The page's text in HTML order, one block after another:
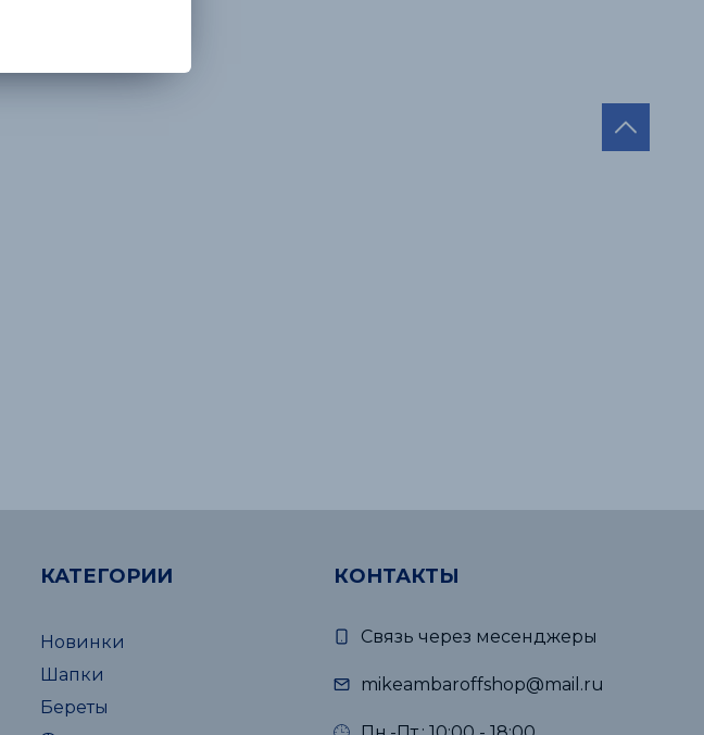
КАТЕГОРИИ
Новинки
Шапки
Береты
КОНТАКТЫ
Связь через месенджеры
mikeambaroffshop@mail.ru